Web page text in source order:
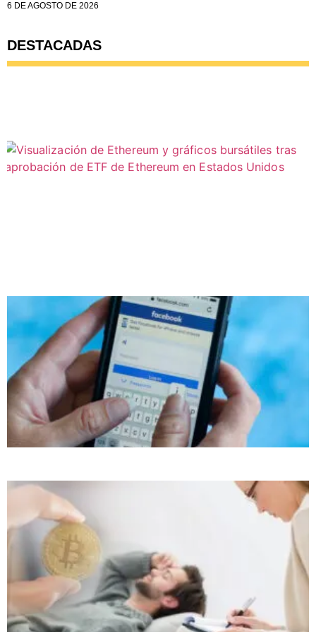
6 DE AGOSTO DE 2026
DESTACADAS